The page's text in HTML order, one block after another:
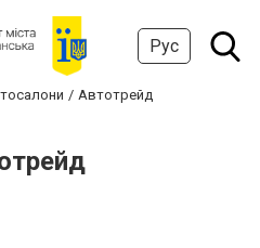
Рус
Автотрейд